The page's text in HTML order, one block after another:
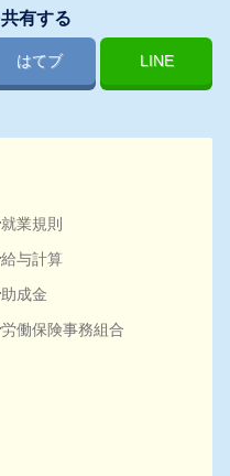
有する
はてブ LINE
就業規則
給与計算
助成金
労働保険事務組合